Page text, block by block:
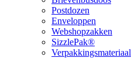
Postdozen
Enveloppen
Webshopzakken
SizzlePak®
Verpakkingsmateriaal